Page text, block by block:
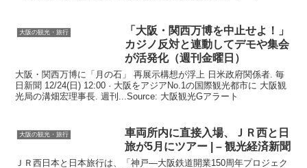
大阪の観光・旅行 「 大阪 ・関西万博を中止せよ！」
カジノ反対と連動してデモや集会
が活発化（週刊金曜日）
大阪・関西万博に「月の石」 再展示構想が浮上 日米政府関係者. 毎
日新聞 12/24(日) 12:00 · 大阪をアジアNo.1の国際観光都市に 大阪観
光局の溝畑宏理事長. 週刊...Source: 大阪観光Gアラート
大阪の観光・旅行
車両所内に直接入場、ＪＲ西と日
旅が5月にツアー | –観光経済新聞
ＪＲ西日本と日本旅行は、「神戸―大阪鉄道開業150周年プロジェク